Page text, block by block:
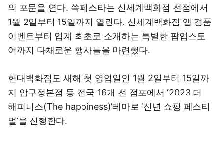
의 포문을 연다. 쓱페스타는 신세계백화점 전점에서
1월 2일부터 15일까지 열린다. 신세계백화점 앱 경품
이벤트부터 업계 최초로 소개하는 특별한 팝업스토
어까지 다채로운 행사들을 마련했다.
현대백화점도 새해 첫 영업일인 1월 2일부터 15일까
지 압구정본점 등 전국 16개 전 점포에서 ‘2023 더
해피니스(The happiness)’테마로 ‘신년 쇼핑 페스티
벌’을 진행한다.